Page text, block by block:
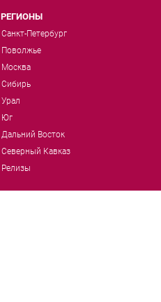
РЕГИОНЫ
Санкт-Петербург
Поволжье
Москва
Сибирь
Урал
Юг
Дальний Восток
Северный Кавказ
Релизы